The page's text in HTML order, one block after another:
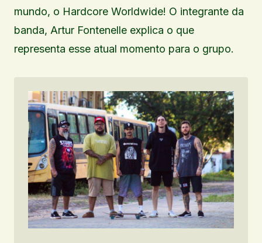
mundo, o Hardcore Worldwide! O integrante da
banda, Artur Fontenelle explica o que
representa esse atual momento para o grupo.